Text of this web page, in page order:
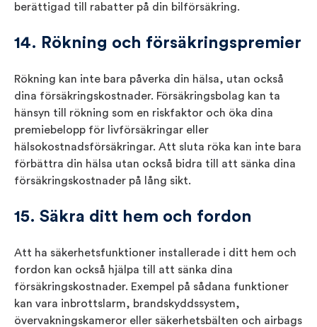
berättigad till rabatter på din bilförsäkring.
14. Rökning och försäkringspremier
Rökning kan inte bara påverka din hälsa, utan också
dina försäkringskostnader. Försäkringsbolag kan ta
hänsyn till rökning som en riskfaktor och öka dina
premiebelopp för livförsäkringar eller
hälsokostnadsförsäkringar. Att sluta röka kan inte bara
förbättra din hälsa utan också bidra till att sänka dina
försäkringskostnader på lång sikt.
15. Säkra ditt hem och fordon
Att ha säkerhetsfunktioner installerade i ditt hem och
fordon kan också hjälpa till att sänka dina
försäkringskostnader. Exempel på sådana funktioner
kan vara inbrottslarm, brandskyddssystem,
övervakningskameror eller säkerhetsbälten och airbags